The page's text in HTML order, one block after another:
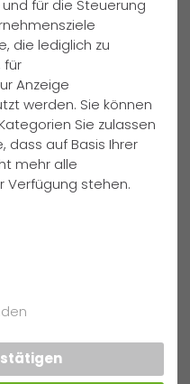
nach
Niedersachens um
antreten. Die
Bezirk Hannover bei
Völkening wird sich erneut
begleiten – wie gesagt,
Kim Boning Foto:
für die Steuerung
die lediglich zu
für
Anzeige
werden. Sie können
Sie zulassen
dass auf Basis Ihrer
mehr alle
Verfügung stehen.